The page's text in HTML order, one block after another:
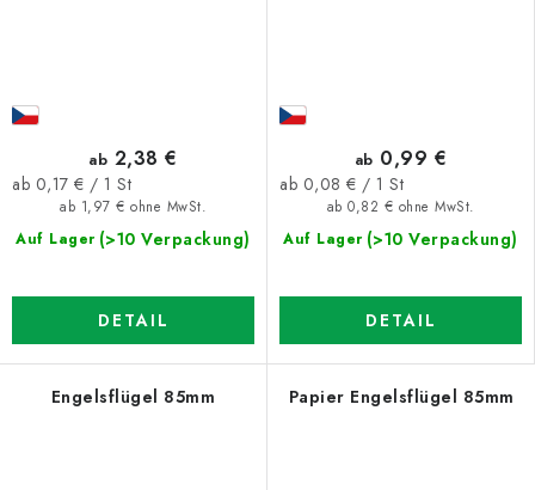
Auf Lager (>10 Verpackung)
ab 1,97 € ohne MwSt.
ab 2,38 €
Verkaufspreis:
ab 0,17 € / 1 St
DETAIL
Auf Lager (>10 Verpackung)
ab 0,82 € ohne MwSt.
ab 0,99 €
Verkaufspreis:
ab 0,08 € / 1 St
DETAIL
Engelsflügel 85mm Papier Engelsflügel 85mm